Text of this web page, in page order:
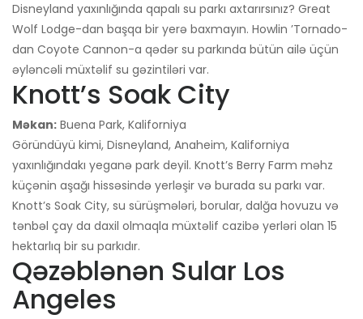
Disneyland yaxınlığında qapalı su parkı axtarırsınız? Great
Wolf Lodge-dan başqa bir yerə baxmayın. Howlin ’Tornado-
dan Coyote Cannon-a qədər su parkında bütün ailə üçün
əyləncəli müxtəlif su gəzintiləri var.
Knott’s Soak City
Məkan: Buena Park, Kaliforniya
Göründüyü kimi, Disneyland, Anaheim, Kaliforniya
yaxınlığındakı yeganə park deyil. Knott’s Berry Farm məhz
küçənin aşağı hissəsində yerləşir və burada su parkı var.
Knott’s Soak City, su sürüşmələri, borular, dalğa hovuzu və
tənbəl çay da daxil olmaqla müxtəlif cazibə yerləri olan 15
hektarlıq bir su parkıdır.
Qəzəblənən Sular Los
Angeles